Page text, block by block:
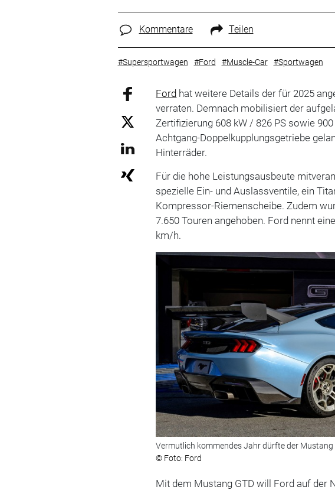
Kommentare Teilen
#Supersportwagen #Ford #Muscle-Car #Sportwagen
Ford hat weitere Details der für 2025
verraten. Demnach mobilisiert der
Zertifizierung 608 kW / 826 PS sowie
Achtgang-Doppelkupplungsgetriebe
Hinterräder.
Für die hohe Leistungsausbeute
spezielle Ein- und Auslassventile, ein
Kompressor-Riemenscheibe. Zudem
7.650 Touren angehoben. Ford nennt
km/h.
Vermutlich kommendes Jahr dürfte der Mustang
© Foto: Ford
Mit dem Mustang GTD will Ford auf der